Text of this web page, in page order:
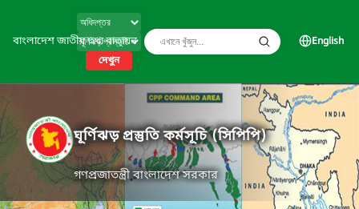
বাংলাদেশ জাতীয় তথ্য বাতায়ন
দেখুন
English
ঘূর্ণিঝড় প্রস্তুতি কর্মসূচি (সিপিপি)
গণপ্রজাতন্ত্রী বাংলাদেশ সরকার